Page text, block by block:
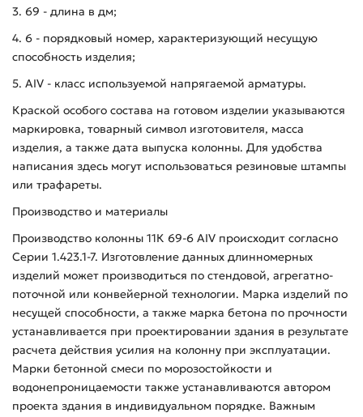
3. 69 - длина в дм;
4. 6 - порядковый номер, характеризующий несущую
способность изделия;
5. AIV - класс используемой напрягаемой арматуры.
Краской особого состава на готовом изделии указываются
маркировка, товарный символ изготовителя, масса
изделия, а также дата выпуска колонны. Для удобства
написания здесь могут использоваться резиновые штампы
или трафареты.
Производство и материалы
Производство колонны 11К 69-6 АIV происходит согласно
Серии 1.423.1-7. Изготовление данных длинномерных
изделий может производиться по стендовой, агрегатно-
поточной или конвейерной технологии. Марка изделий по
несущей способности, а также марка бетона по прочности
устанавливается при проектировании здания в результате
расчета действия усилия на колонну при эксплуатации.
Марки бетонной смеси по морозостойкости и
водонепроницаемости также устанавливаются автором
проекта здания в индивидуальном порядке. Важным